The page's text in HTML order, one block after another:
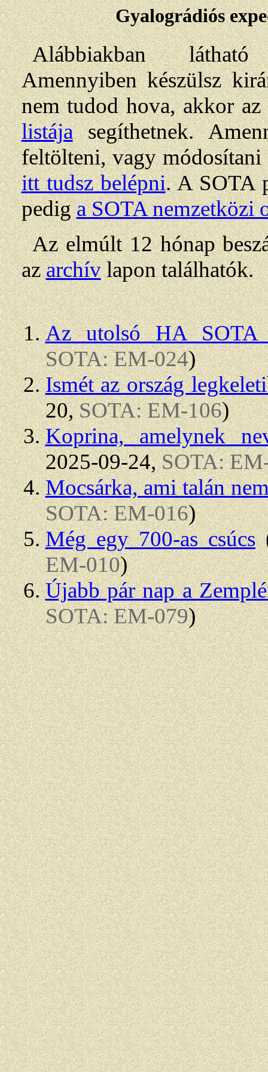
Gyalográdiós
Alábbiakban látható
Amennyiben készülsz
nem tudod hova, akkor
listájasegíthetnek.
feltölteni, vagy módosítani
itt tudsz belépni. A SOTA
pediga SOTA nemzetközi
Az elmúlt 12 hónap
azarchívlapon találhatók.
Az utolsó HA SOTA
SOTA: EM-024)
Ismét az ország
20,SOTA: EM-106)
Koprina, amelynek
2025-09-24,SOTA:
Mocsárka, ami talán
SOTA: EM-016)
Még egy 700-as csúcs
EM-010)
Újabb pár nap a
SOTA: EM-079)